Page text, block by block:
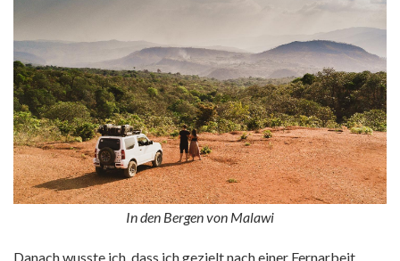
In den Bergen von Malawi
Danach wusste ich, dass ich gezielt nach einer Fernarbeit